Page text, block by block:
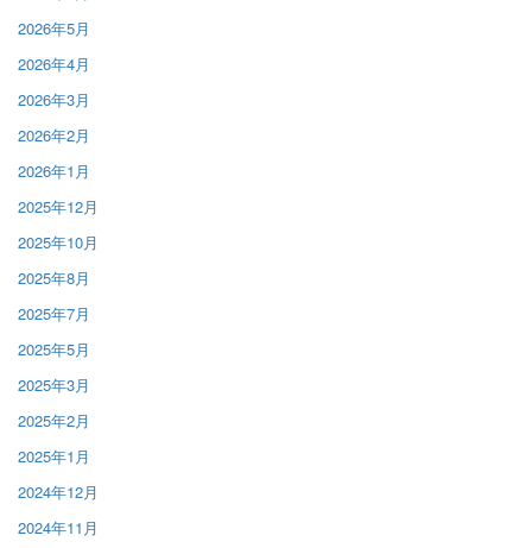
2026年5月
2026年4月
2026年3月
2026年2月
2026年1月
2025年12月
2025年10月
2025年8月
2025年7月
2025年5月
2025年3月
2025年2月
2025年1月
2024年12月
2024年11月